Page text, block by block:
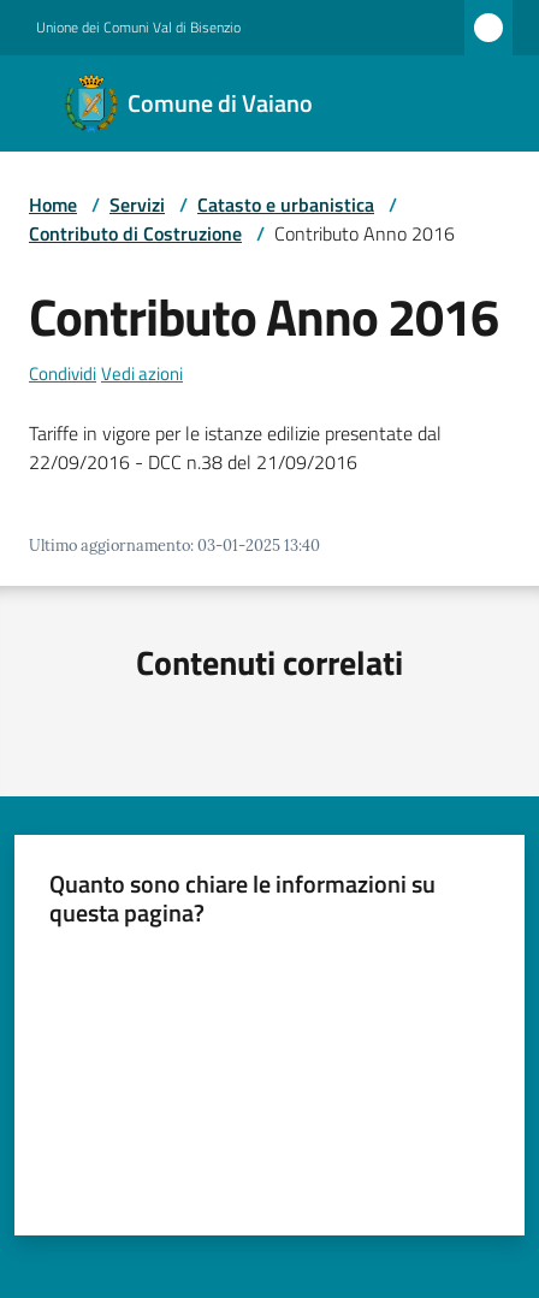
Unione dei Comuni Val di Bisenzio
Comune di Vaiano
Comune
di
Vaiano
Servizi
Documenti
Argomenti
Seguici
Home / Servizi / Catasto e urbanistica /
Contributo di Costruzione / Contributo Anno 2016
Contributo Anno 2016
CondividiVedi azioni
Tariffe in vigore per le istanze edilizie presentate dal
22/09/2016 - DCC n.38 del 21/09/2016
Ultimo aggiornamento:03-01-2025 13:40
Contenuti correlati
Quanto sono chiare le informazioni su
questa pagina?